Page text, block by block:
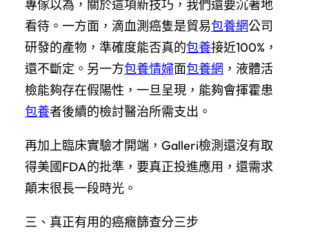
專傢以為，關於這項新技巧，我們還要沉著地
看待。一方面，滴血測癌隻是貿易包養網公司
研發的產物，準確度能否真的包養接近100%，
還不斷定。另一方包養情婦面包養網 ，液體活
檢能夠存在假陽性，一旦呈現，能夠會揮霍患
包養者後續的檢討醫治所需支出。
再加上臨床實驗才開端，Galleri檢測還沒有取
得美國FDA的批準，要真正投進應用，還需求
顛末很長一段時光。
三、真正有用的癌癥篩查分三步